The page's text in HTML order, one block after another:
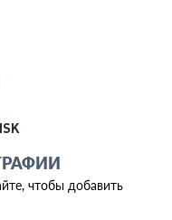
чтобы добавить